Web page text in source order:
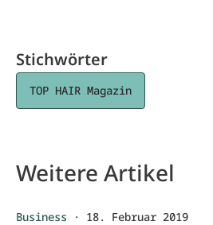
Stichwörter
TOP HAIR Magazin
Weitere Artikel
Business · 18. Februar 2019